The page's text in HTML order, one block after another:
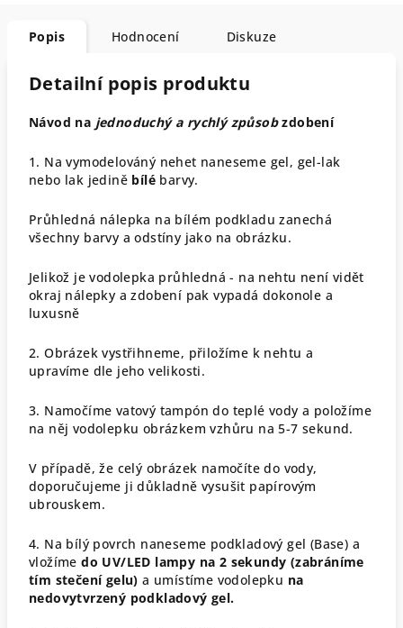
Popis Hodnocení Diskuze
Detailní popis produktu
Návod na jednoduchý a rychlý způsobzdobení
1. Na vymodelováný nehet naneseme gel, gel-lak
nebo lak jedině bílé barvy.
Průhledná nálepka na bílém podkladu zanechá
všechny barvy a odstíny jako na obrázku.
Jelikož je vodolepka průhledná - na nehtu není vidět
okraj nálepky a zdobení pak vypadá dokonole a
luxusně
2. Obrázek vystřihneme, přiložíme k nehtu a
upravíme dle jeho velikosti.
3. Namočíme vatový tampón do teplé vody a položíme
na něj vodolepku obrázkem vzhůru na 5-7 sekund.
V případě, že celý obrázek namočíte do vody,
doporučujeme ji důkladně vysušit papírovým
ubrouskem.
4. Na bílý povrch naneseme podkladový gel (Base) a
vložímedo UV/LED lampy na 2 sekundy (zabráníme
tím stečení gelu)a umístíme vodolepku na
nedovytvrzený podkladový gel.